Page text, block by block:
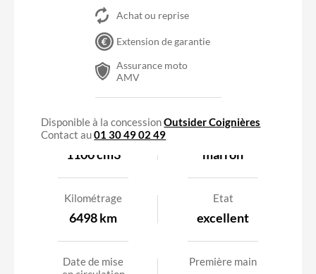
Achat ou reprise
Extension de garantie
Assurance moto
AMV
Disponible à la concessionOutsider Coignières
Contact au01 30 49 02 49
Cylindrée
1100 cm3 marron
Kilométrage
6498 km
Etat
excellent
Date de mise
Première main